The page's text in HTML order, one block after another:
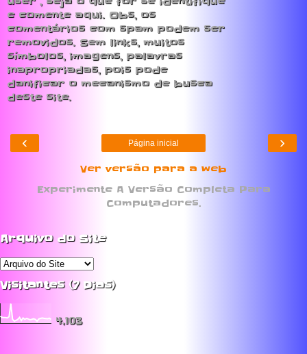
e comente aqui. Obs, os
comentários com spam podem ser
removidos. Sem links, muitos
símbolos, imagens, palavras
inapropriadas, pois pode
danificar o mecanismo de busca
deste site.
‹ ›
Página inicial
Ver versão para a web
Experimente A Versão Completa Para
Computadores.
Arquivo do Site
Visitantes (7 Dias)
4,103